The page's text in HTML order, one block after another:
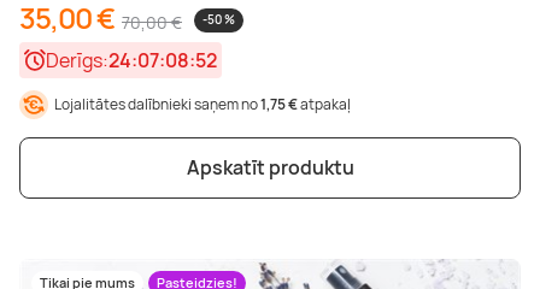
35,00 € 70,00 € -50 %
Derīgs:24:07:08:50
Lojalitātes dalībnieki saņem no1,75 €atpakaļ
Apskatīt produktu
Tikai pie mums Pasteidzies!